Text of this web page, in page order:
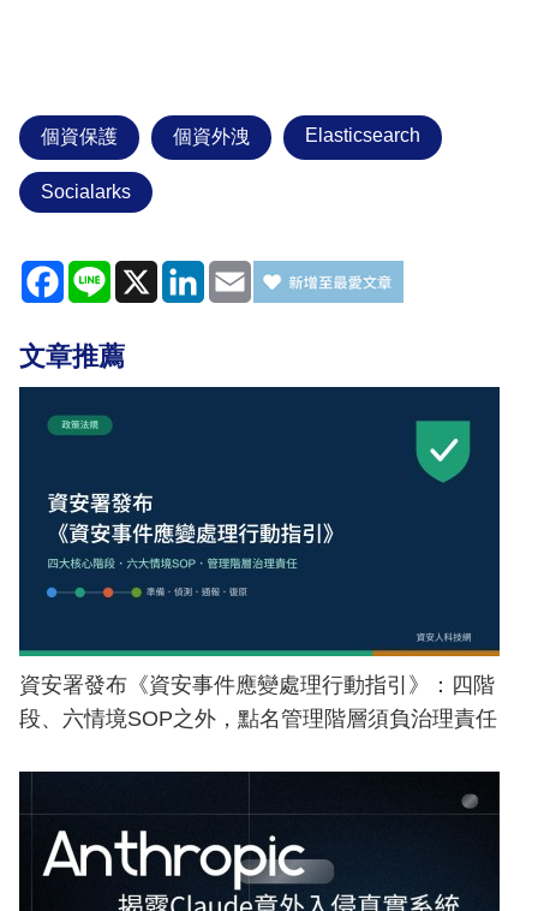
個資保護 個資外洩 Elasticsearch
Socialarks
Facebook
Line X LinkedIn
Email
文章推薦
資安署發布《資安事件應變處理行動指引》：四階
段、六情境SOP之外，點名管理階層須負治理責任